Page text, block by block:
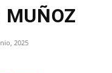
MUÑOZ
2025